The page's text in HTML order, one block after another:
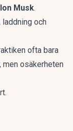
Musk.
och
ofta bara
men osäkerheten